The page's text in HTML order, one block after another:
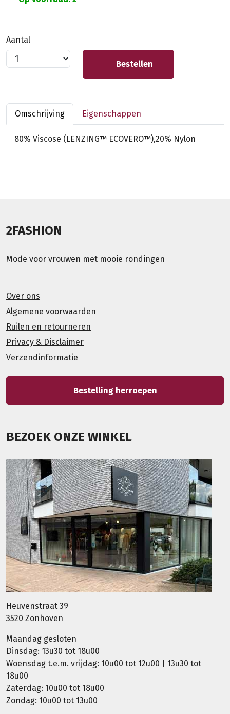
Aantal
Bestellen
Omschrijving Eigenschappen
80% Viscose (LENZING™ ECOVERO™),20% Nylon
2FASHION
Mode voor vrouwen met mooie rondingen
Over ons
Algemene voorwaarden
Ruilen en retourneren
Privacy & Disclaimer
Verzendinformatie
Bestelling herroepen
BEZOEK ONZE WINKEL
Heuvenstraat 39
3520 Zonhoven
Maandag gesloten
Dinsdag: 13u30 tot 18u00
Woensdag t.e.m. vrijdag: 10u00 tot 12u00 | 13u30 tot
18u00
Zaterdag: 10u00 tot 18u00
Zondag: 10u00 tot 13u00